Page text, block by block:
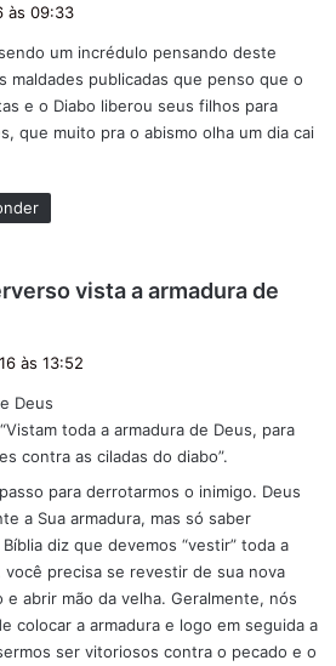
às 09:33
um incrédulo pensando deste
maldades publicadas que penso que o
e o Diabo liberou seus filhos para
que muito pra o abismo olha um dia cai
vista a armadura de
às 13:52
Deus
toda a armadura de Deus, para
contra as ciladas do diabo”.
para derrotarmos o inimigo. Deus
a Sua armadura, mas só saber
diz que devemos “vestir” toda a
você precisa se revestir de sua nova
e abrir mão da velha. Geralmente, nós
colocar a armadura e logo em seguida a
ser vitoriosos contra o pecado e o